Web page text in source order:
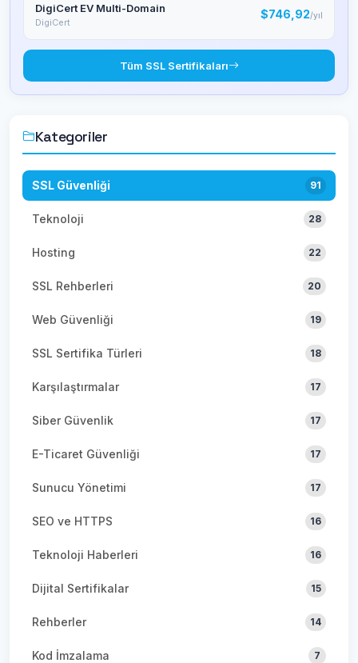
DigiCert EV Multi-Domain
DigiCert
$746,92/yıl
Tüm SSL Sertifikaları
Kategoriler
SSL Güvenliği 91
Teknoloji 28
Hosting 22
SSL Rehberleri 20
Web Güvenliği 19
SSL Sertifika Türleri 18
Karşılaştırmalar 17
Siber Güvenlik 17
E-Ticaret Güvenliği 17
Sunucu Yönetimi 17
SEO ve HTTPS 16
Teknoloji Haberleri 16
Dijital Sertifikalar 15
Rehberler 14
Kod İmzalama 7